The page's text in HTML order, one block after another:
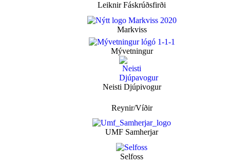
Leiknir Fáskrúðsfirði
Markviss
Mývetningur
Neisti Djúpivogur
Reynir/Víðir
UMF Samherjar
Selfoss